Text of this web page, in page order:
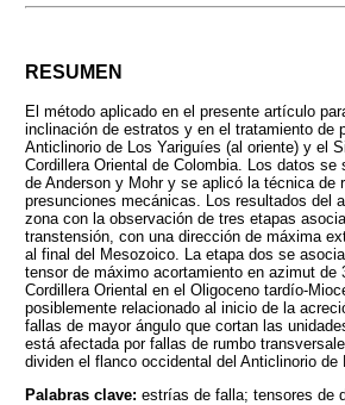
RESUMEN
El método aplicado en el presente artículo
inclinación de estratos y en el tratamiento de
Anticlinorio de Los Yariguíes (al oriente) y el
Cordillera Oriental de Colombia. Los datos
de Anderson y Mohr y se aplicó la técnica
presunciones mecánicas. Los resultados del
zona con la observación de tres etapas
transtensión, con una dirección de máxima
al final del Mesozoico. La etapa dos se
tensor de máximo acortamiento en azimut de
Cordillera Oriental en el Oligoceno tardío-
posiblemente relacionado al inicio de la
fallas de mayor ángulo que cortan las
está afectada por fallas de rumbo
dividen el flanco occidental del Anticlinorio de
Palabras clave: estrías de falla; tensores de